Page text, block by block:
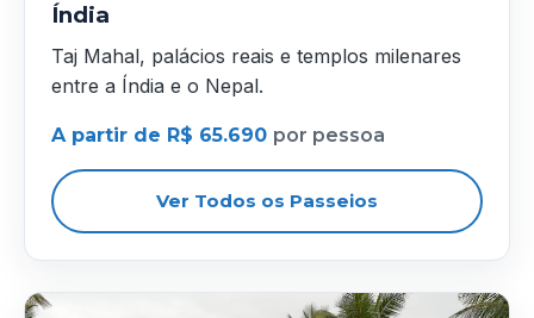
Índia
Taj Mahal, palácios reais e templos milenares
entre a Índia e o Nepal.
A partir de R$ 65.690 por pessoa
Ver Todos os Passeios